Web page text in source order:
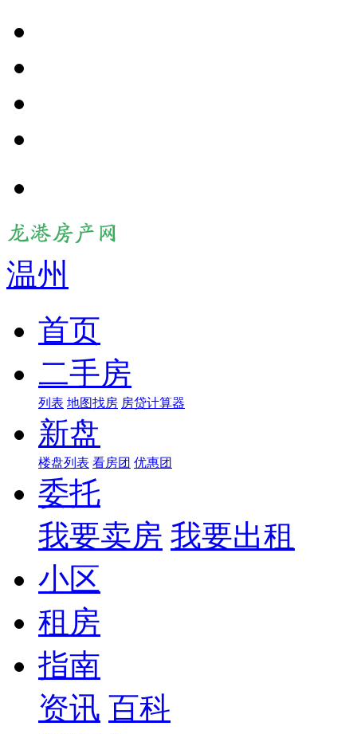
温州
首页
二手房
列表 地图找房 房贷计算器
新盘
楼盘列表 看房团 优惠团
委托
我要卖房 我要出租
小区
租房
指南
资讯 百科